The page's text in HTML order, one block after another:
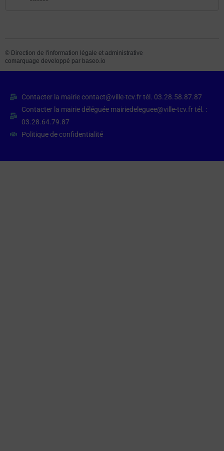
© Direction de l'information légale et administrative
comarquage developpé par baseo.io
Contacter la mairie contact@ville-tcv.fr tél. 03.28.58.87.87
Contacter la mairie déléguée mairiedeleguee@ville-tcv.fr tél. :
03.28.64.79.87
Politique de confidentialité